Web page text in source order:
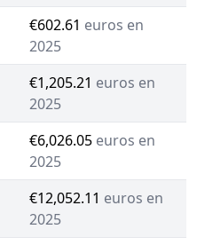
€602.61 euros en
2025
€1,205.21 euros en
2025
€6,026.05 euros en
2025
€12,052.11 euros en
2025